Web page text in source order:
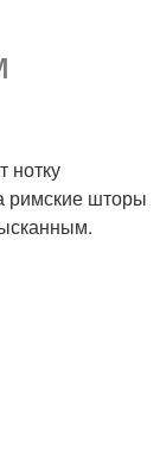
нотку
римские шторы